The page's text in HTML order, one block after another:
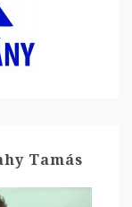
Tamás